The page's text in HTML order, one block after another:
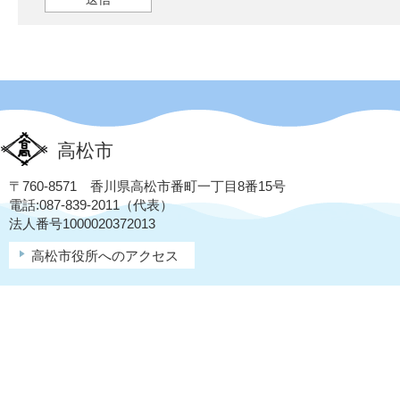
高松市
〒760-8571 香川県高松市番町一丁目8番15号
電話:087-839-2011（代表）
法人番号1000020372013
高松市役所へのアクセス